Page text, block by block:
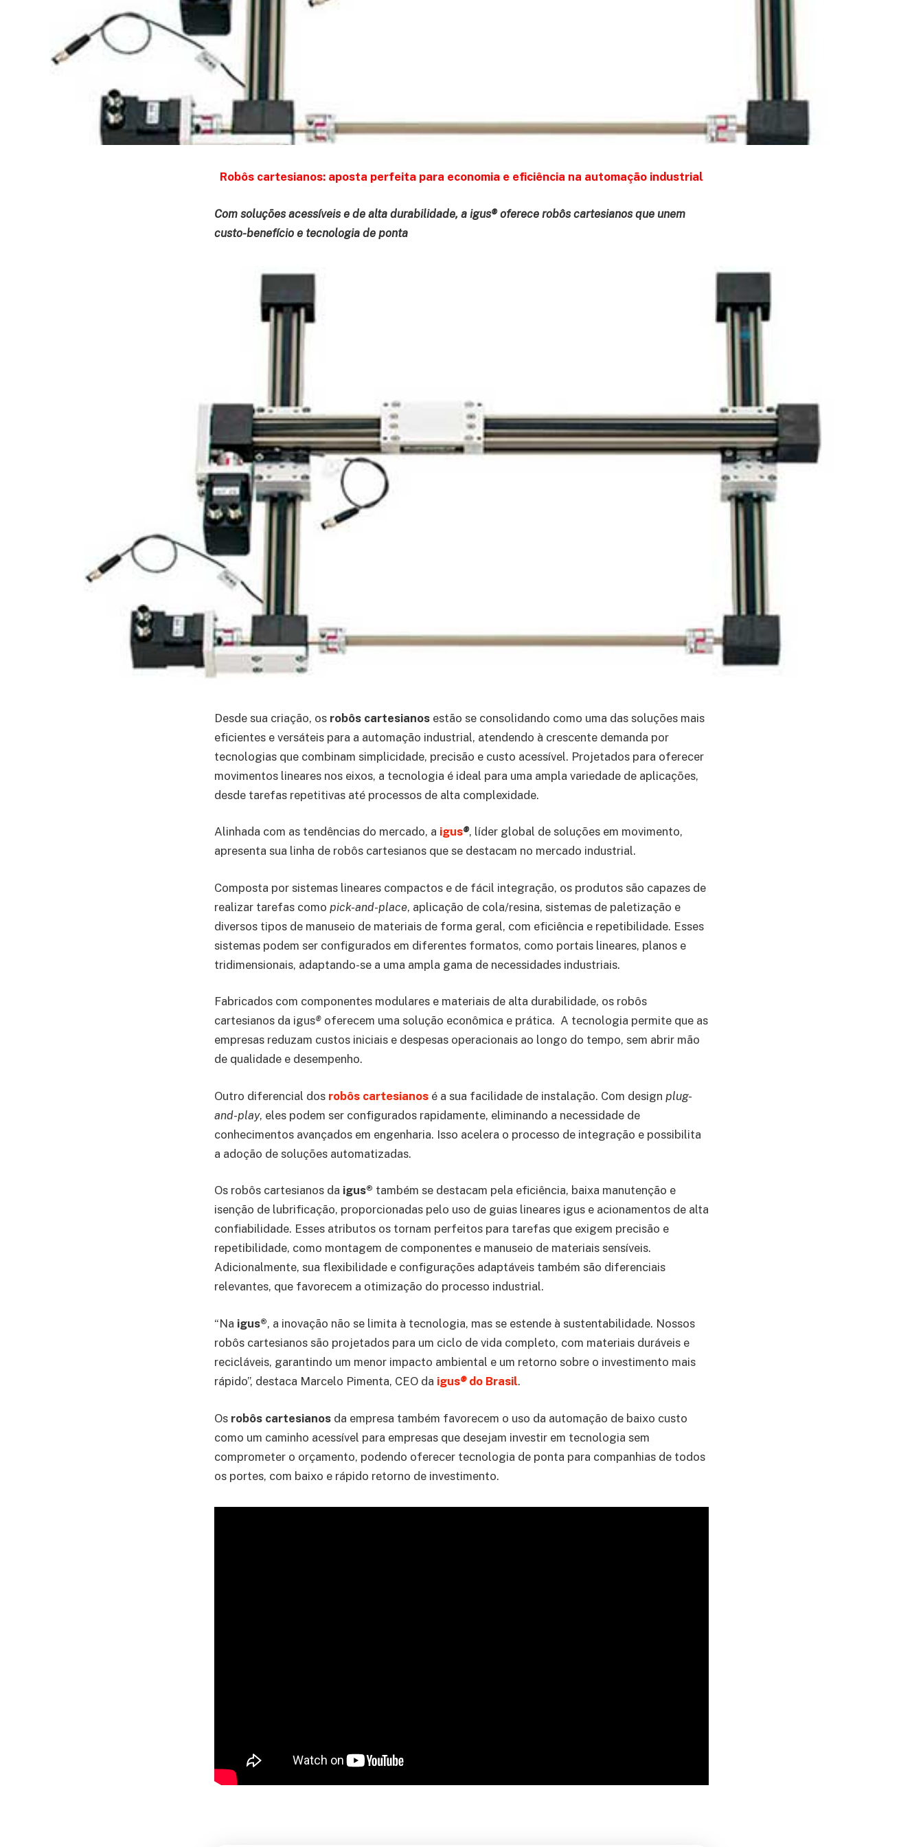
Robôs cartesianos: aposta perfeita para economia e eficiência na automação industrial
Com soluções acessíveis e de alta durabilidade, a igus® oferece robôs cartesianos que unem
custo-benefício e tecnologia de ponta
Desde sua criação, os robôs cartesianos estão se consolidando como uma das soluções mais
eficientes e versáteis para a automação industrial, atendendo à crescente demanda por
tecnologias que combinam simplicidade, precisão e custo acessível. Projetados para oferecer
movimentos lineares nos eixos, a tecnologia é ideal para uma ampla variedade de aplicações,
desde tarefas repetitivas até processos de alta complexidade.
Alinhada com as tendências do mercado, a igus®, líder global de soluções em movimento,
apresenta sua linha de robôs cartesianos que se destacam no mercado industrial.
Composta por sistemas lineares compactos e de fácil integração, os produtos são capazes de
realizar tarefas como pick-and-place, aplicação de cola/resina, sistemas de paletização e
diversos tipos de manuseio de materiais de forma geral, com eficiência e repetibilidade. Esses
sistemas podem ser configurados em diferentes formatos, como portais lineares, planos e
tridimensionais, adaptando-se a uma ampla gama de necessidades industriais.
Fabricados com componentes modulares e materiais de alta durabilidade, os robôs
cartesianos da igus® oferecem uma solução econômica e prática. A tecnologia permite que as
empresas reduzam custos iniciais e despesas operacionais ao longo do tempo, sem abrir mão
de qualidade e desempenho.
Outro diferencial dos robôs cartesianos é a sua facilidade de instalação. Com design plug-
and-play, eles podem ser configurados rapidamente, eliminando a necessidade de
conhecimentos avançados em engenharia. Isso acelera o processo de integração e possibilita
a adoção de soluções automatizadas.
Os robôs cartesianos da igus® também se destacam pela eficiência, baixa manutenção e
isenção de lubrificação, proporcionadas pelo uso de guias lineares igus e acionamentos de alta
confiabilidade. Esses atributos os tornam perfeitos para tarefas que exigem precisão e
repetibilidade, como montagem de componentes e manuseio de materiais sensíveis.
Adicionalmente, sua flexibilidade e configurações adaptáveis também são diferenciais
relevantes, que favorecem a otimização do processo industrial.
“Na igus®, a inovação não se limita à tecnologia, mas se estende à sustentabilidade. Nossos
robôs cartesianos são projetados para um ciclo de vida completo, com materiais duráveis e
recicláveis, garantindo um menor impacto ambiental e um retorno sobre o investimento mais
rápido”, destaca Marcelo Pimenta, CEO da igus® do Brasil.
Os robôs cartesianos da empresa também favorecem o uso da automação de baixo custo
como um caminho acessível para empresas que desejam investir em tecnologia sem
comprometer o orçamento, podendo oferecer tecnologia de ponta para companhias de todos
os portes, com baixo e rápido retorno de investimento.